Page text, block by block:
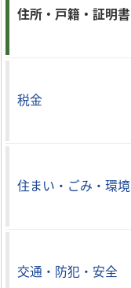
住所・戸籍・証明書
税金
住まい・ごみ・環境
交通・防犯・安全